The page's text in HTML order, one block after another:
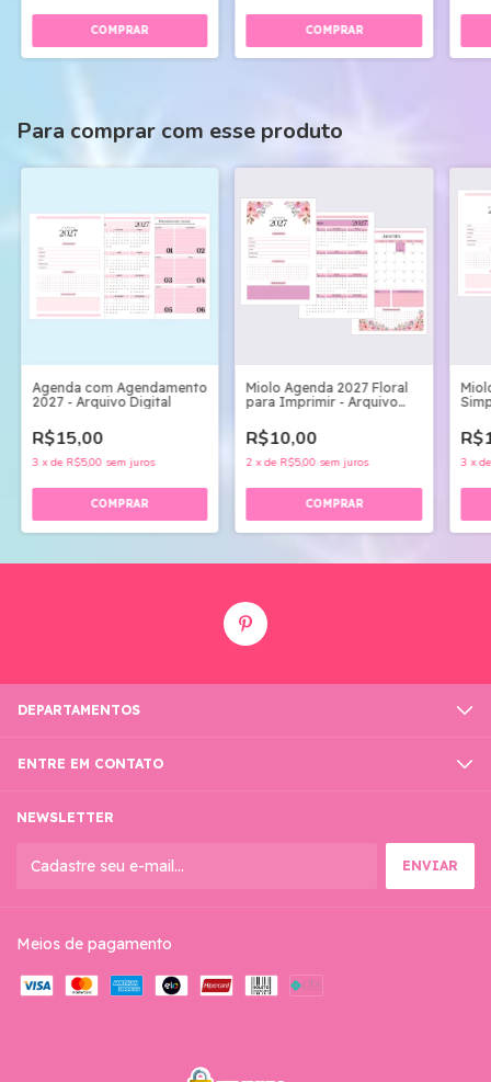
Para comprar com esse produto
Agenda com Agendamento
2027 - Arquivo Digital
R$15,00
3 xde R$5,00 sem juros
Miolo Agenda 2027 Floral
para Imprimir - Arquivo
R$10,00
2 xde R$5,00 sem juros 3 x
DEPARTAMENTOS
ENTRE EM CONTATO
NEWSLETTER
Meios de pagamento